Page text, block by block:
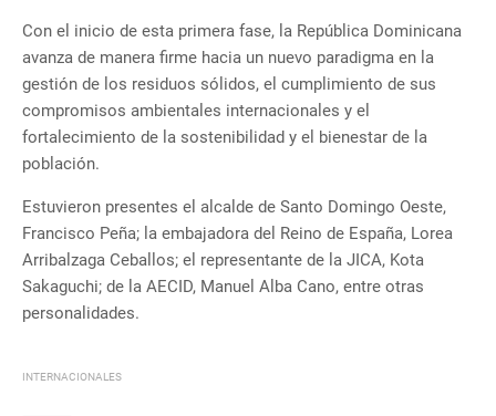
Con el inicio de esta primera fase, la República Dominicana
avanza de manera firme hacia un nuevo paradigma en la
gestión de los residuos sólidos, el cumplimiento de sus
compromisos ambientales internacionales y el
fortalecimiento de la sostenibilidad y el bienestar de la
población.
Estuvieron presentes el alcalde de Santo Domingo Oeste,
Francisco Peña; la embajadora del Reino de España, Lorea
Arribalzaga Ceballos; el representante de la JICA, Kota
Sakaguchi; de la AECID, Manuel Alba Cano, entre otras
personalidades.
INTERNACIONALES